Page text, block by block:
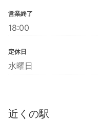
営業終了
18:00
定休日
水曜日
近くの駅